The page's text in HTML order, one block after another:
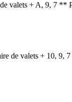
valets + A, 9, 7
de valets + 10, 9,